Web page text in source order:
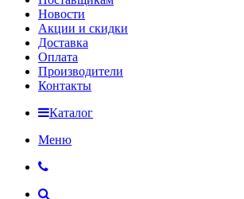
Новости
Акции и скидки
Доставка
Оплата
Производители
Контакты
Каталог
Меню